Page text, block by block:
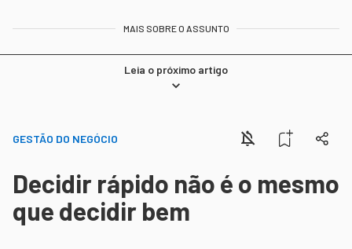
MAIS SOBRE O ASSUNTO
Leia o próximo artigo
GESTÃO DO NEGÓCIO
Decidir rápido não é o mesmo
que decidir bem